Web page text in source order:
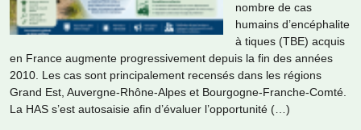
nombre de cas
humains d’encé­pha­lite
à tiques (TBE) acquis
en France aug­mente pro­gres­si­ve­ment depuis la fin des années
2010. Les cas sont prin­ci­pa­le­ment recen­sés dans les régions
Grand Est, Auvergne‑Rhône‑Alpes et Bourgogne‑Franche‑Comté.
La HAS s’est auto­sai­sie afin d’évaluer l’oppor­tu­nité (…)